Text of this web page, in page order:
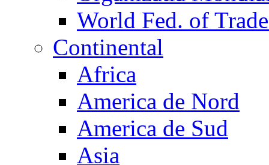
World Fed. of
Continental
Africa
America de Nord
America de Sud
Asia